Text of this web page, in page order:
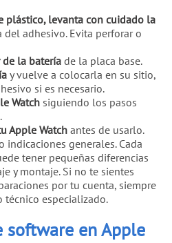
plástico, levanta con cuidado la
del adhesivo. Evita perforar o
de la batería de la placa base.
y vuelve a colocarla en su sitio,
si es necesario.
Watch siguiendo los pasos
Apple Watch antes de usarlo.
indicaciones generales. Cada
tener pequeñas diferencias
y montaje. Si no te sientes
por tu cuenta, siempre
técnico especializado.
en Apple